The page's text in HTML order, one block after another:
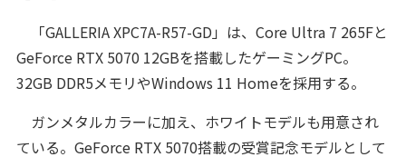
「GALLERIA XPC7A-R57-GD」は、Core Ultra 7 265Fと
GeForce RTX 5070 12GBを搭載したゲーミングPC。
32GB DDR5メモリやWindows 11 Homeを採用する。
ガンメタルカラーに加え、ホワイトモデルも用意され
ている。GeForce RTX 5070搭載の受賞記念モデルとして